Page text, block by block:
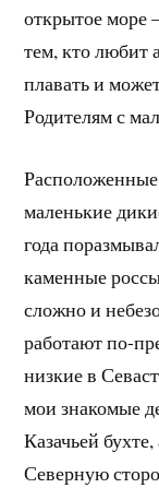
открытое море
тем, кто любит
плавать и
Родителям с
Расположенные
маленькие
года
каменные
сложно и
работают по-
низкие в
мои знакомые
Казачьей
Северную